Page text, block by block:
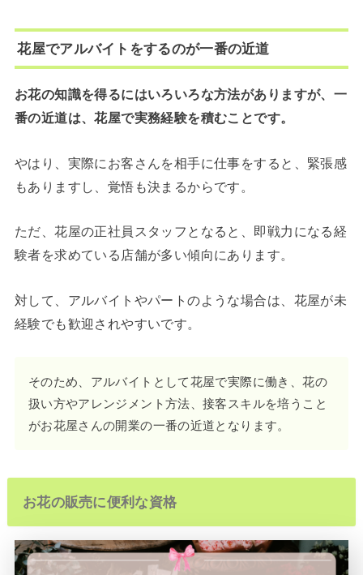
花屋でアルバイトをするのが一番の近道
お花の知識を得るにはいろいろな方法がありますが、一
番の近道は、花屋で実務経験を積むことです。
やはり、実際にお客さんを相手に仕事をすると、緊張感
もありますし、覚悟も決まるからです。
ただ、花屋の正社員スタッフとなると、即戦力になる経
験者を求めている店舗が多い傾向にあります。
対して、アルバイトやパートのような場合は、花屋が未
経験でも歓迎されやすいです。
そのため、アルバイトとして花屋で実際に働き、花の
扱い方やアレンジメント方法、接客スキルを培うこと
がお花屋さんの開業の一番の近道となります。
お花の販売に便利な資格